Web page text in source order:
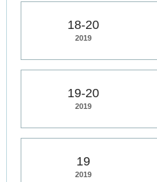
18-20
2019
19-20
2019
19
2019